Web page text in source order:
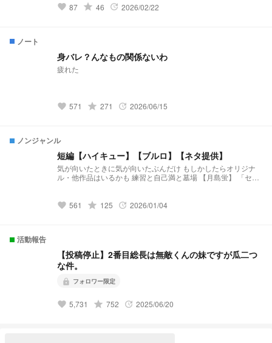
届けるプリチューバ事務所です。 略称:メルステ 事務
favorite 87 grade 46 update 2026/02/22
ノート
身バレ？んなもの関係ないわ
疲れた
favorite 571 grade 271 update 2026/06/15
ノンジャンル
短編【ハイキュー】【ブルロ】【ネタ提供】
気が向いたときに気が向いたぶんだけ もしかしたらオリジナ
ル・他作品はいるかも 練習と自己満と墓場 【月島蛍】 「セレ
治】 「先輩、まだ独り身なんすか？(笑)」 小説になりました↓
↓ ↓ https://novel.prcm.jp/novel/wm18GhLSixpJNbKeARoK
【宮侑】(角名) 「ちみけも買ったら男子高校生拾った話」 小説
になりました↓ ↓ ↓
https://novel.prcm.jp/novel/nMbYXcbwwQjoQ15Ja254 【牛
島】 「籠の中の雛 コンビニを知る」 小説になりました↓ ↓ ↓
favorite 561 grade 125 update 2026/01/04
活動報告
【投稿停止】2番目総長は無敵くんの妹ですが瓜二つ
な件。
lock フォロワー限定
favorite 5,731 grade 752 update 2025/06/20